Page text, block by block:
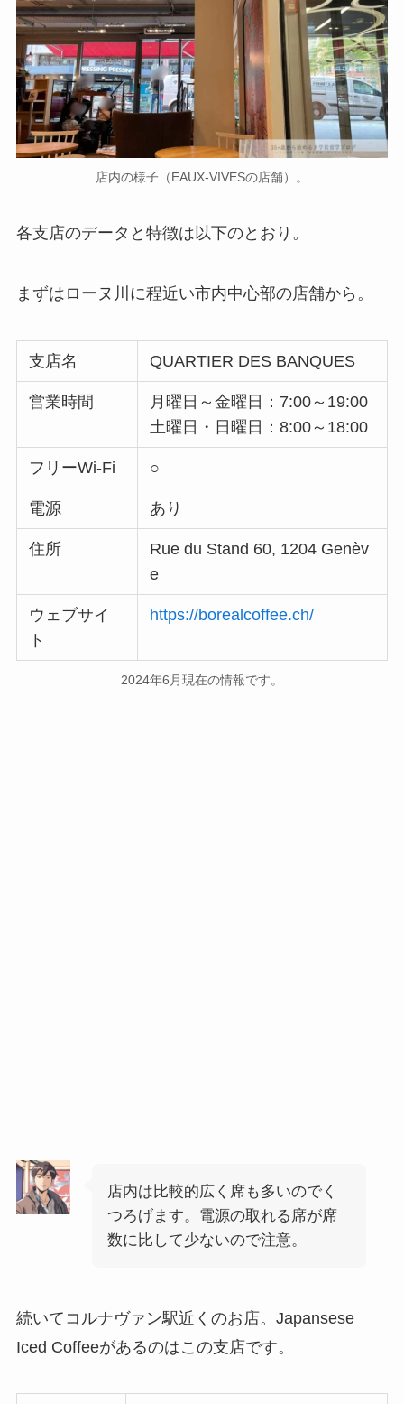
店内の様子（EAUX-VIVESの店舗）。
各支店のデータと特徴は以下のとおり。
まずはローヌ川に程近い市内中心部の店舗から。
支店名 QUARTIER DES BANQUES
営業時間
月曜日～金曜日：7:00～19:00
土曜日・日曜日：8:00～18:00
フリーWi-Fi ○
電源 あり
住所
Rue du Stand 60, 1204 Genèv
e
ウェブサイ
ト
https://borealcoffee.ch/
2024年6月現在の情報です。
店内は比較的広く席も多いのでく
つろげます。電源の取れる席が席
数に比して少ないので注意。
続いてコルナヴァン駅近くのお店。Japansese
Iced Coffeeがあるのはこの支店です。